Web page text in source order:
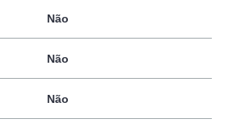
Não
Não
Não